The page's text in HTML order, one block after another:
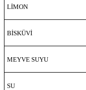
LİMON
BİSKÜVİ
MEYVE SUYU
SU